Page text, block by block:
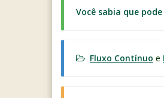
Você sabia que
Fluxo Contínuo e